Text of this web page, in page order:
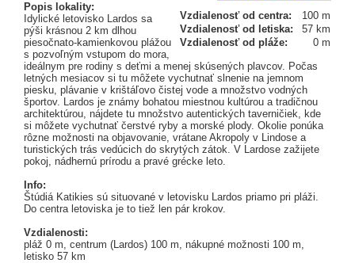
Vzdialenosť od centra:
100 m
Vzdialenosť od letiska:
57 km
Vzdialenosť od pláže:
0 m
Popis lokality:
Idylické letovisko Lardos sa
pýši krásnou 2 km dlhou
piesočnato-kamienkovou plážou
s pozvoľným vstupom do mora,
ideálnym pre rodiny s deťmi a menej skúsených plavcov. Počas
letných mesiacov si tu môžete vychutnať slnenie na jemnom
piesku, plávanie v krištáľovo čistej vode a množstvo vodných
športov. Lardos je známy bohatou miestnou kultúrou a tradičnou
architektúrou, nájdete tu množstvo autentických taverničiek, kde
si môžete vychutnať čerstvé ryby a morské plody. Okolie ponúka
rôzne možnosti na objavovanie, vrátane Akropoly v Lindose a
turistických trás vedúcich do skrytých zátok. V Lardose zažijete
pokoj, nádhernú prírodu a pravé grécke leto.
Info:
Štúdiá Katikies sú situované v letovisku Lardos priamo pri pláži.
Do centra letoviska je to tiež len pár krokov.
Vzdialenosti:
pláž 0 m, centrum (Lardos) 100 m, nákupné možnosti 100 m,
letisko 57 km